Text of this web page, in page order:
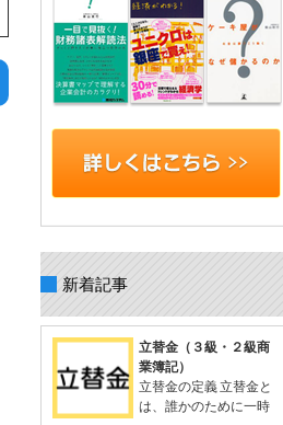
新着記事
立替金（３級・２級商
業簿記）
立替金の定義 立替金と
は、誰かのために一時